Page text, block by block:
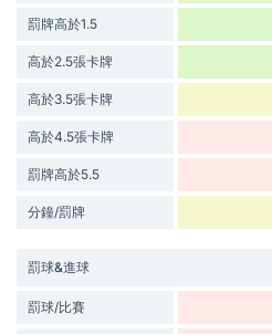
罰牌高於1.5
高於2.5張卡牌
高於3.5張卡牌
高於4.5張卡牌
罰牌高於5.5
分鐘/罰牌
罰球&進球
罰球/比賽